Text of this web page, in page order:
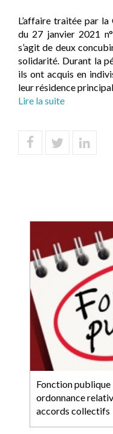
L’affaire traitée par
du 27 janvier 2021
s’agit de deux
solidarité. Durant la
ils ont acquis en
leur résidence
Lire la suite
Fonction publique
ordonnance
accords collectifs